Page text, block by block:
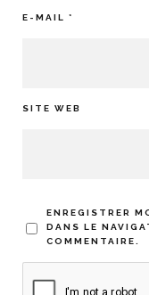
E-MAIL *
SITE WEB
ENREGISTRER
DANS LE
COMMENTAIRE.